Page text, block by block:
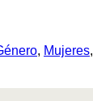
, Mujeres,